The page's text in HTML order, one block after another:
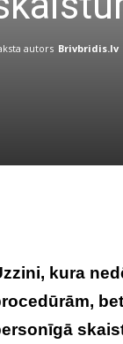
autors Brivbridis.lv
kura